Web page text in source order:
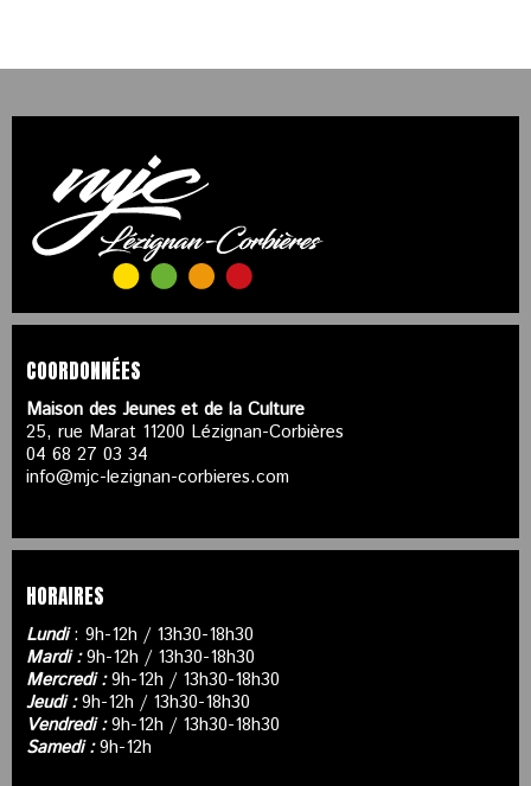
COORDONNÉES
Maison des Jeunes et de la Culture
25, rue Marat 11200 Lézignan-Corbières
04 68 27 03 34
info@mjc-lezignan-corbieres.com
HORAIRES
Lundi: 9h-12h / 13h30-18h30
Mardi :9h-12h / 13h30-18h30
Mercredi :9h-12h / 13h30-18h30
Jeudi :9h-12h / 13h30-18h30
Vendredi :9h-12h / 13h30-18h30
Samedi :9h-12h